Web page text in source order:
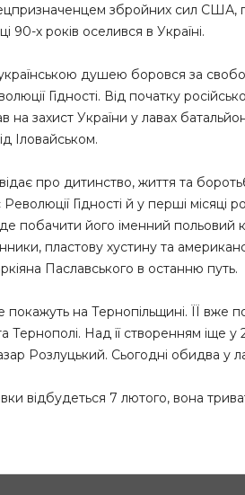
збройних сил США,
90-х років оселився в Україні.
душею боровся за
Гідності. Від початку
на захист України у лавах
Іловайськом.
про дитинство, життя та
Гідності й у перші місяці
побачити його іменний польовий
пластову хустину та
Паславського в останню путь.
покажуть на Тернопільщині. ЇЇ вже
Тернополі. Над її створенням іще
Розлуцький. Сьогодні обидва у
відбудеться 7 лютого, вона